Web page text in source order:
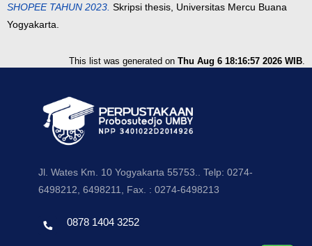
SHOPEE TAHUN 2023. Skripsi thesis, Universitas Mercu Buana
Yogyakarta.
This list was generated on Thu Aug 6 18:16:57 2026 WIB.
Jl. Wates Km. 10 Yogyakarta 55753.. Telp: 0274-
6498212, 6498211, Fax. : 0274-6498213
0878 1404 3252